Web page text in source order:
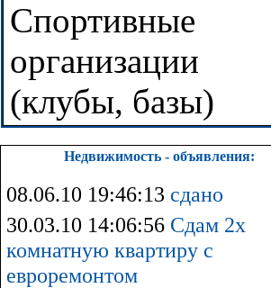
Спортивные
организации
(клубы, базы)
Недвижимость - объявления:
08.06.10 19:46:13 сдано
30.03.10 14:06:56 Сдам 2х
комнатную квартиру с
евроремонтом